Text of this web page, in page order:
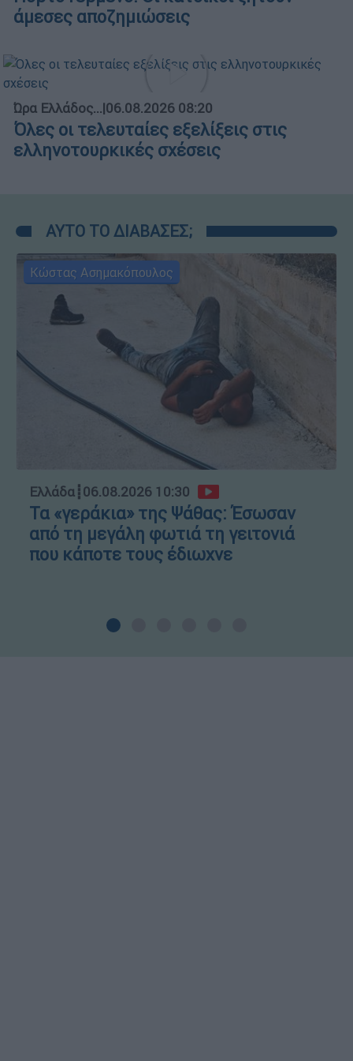
άμεσες αποζημιώσεις
Ώρα Ελλάδος...|06.08.2026 08:20
Όλες οι τελευταίες εξελίξεις στις
ελληνοτουρκικές σχέσεις
ΑΥΤΟ ΤΟ ΔΙΑΒΑΣΕΣ;
Κώστας Ασημακόπουλος
Ελλάδα┋06.08.2026 10:30
Τα «γεράκια» της Ψάθας: Έσωσαν
από τη μεγάλη φωτιά τη γειτονιά
που κάποτε τους έδιωχνε